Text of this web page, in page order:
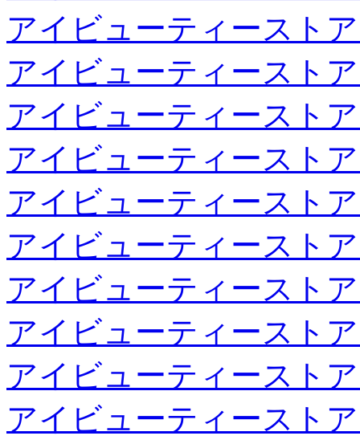
アイビューティースト
アイビューティースト
アイビューティースト
アイビューティースト
アイビューティースト
アイビューティースト
アイビューティースト
アイビューティースト
アイビューティースト
アイビューティースト